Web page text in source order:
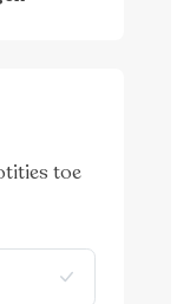
toe